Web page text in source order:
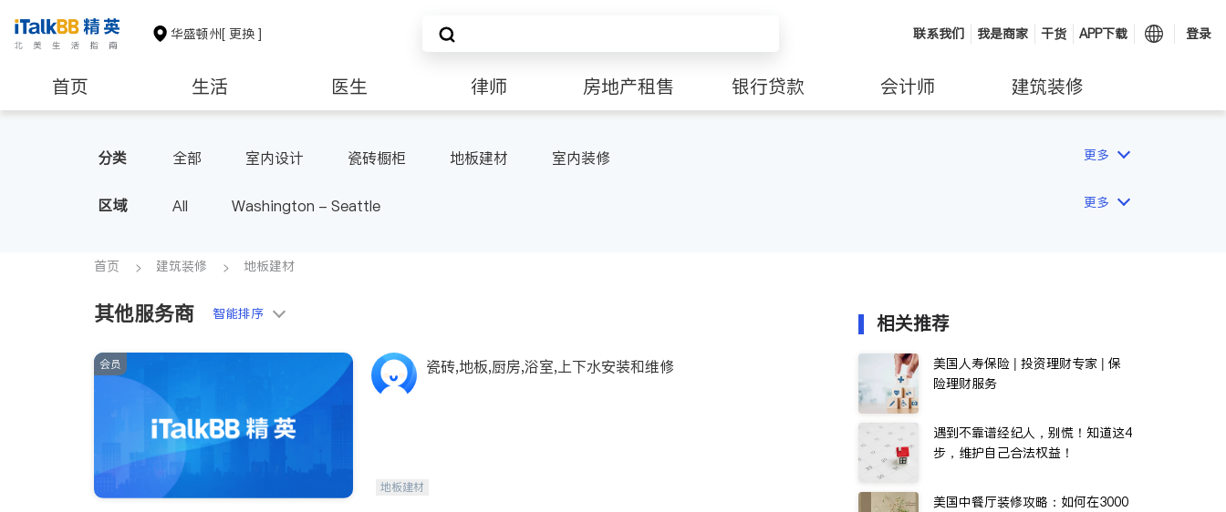
华盛顿州[ 更换 ] 联系我们 我是商家 干货 APP下载 登录
首页 生活 医生 律师 房地产租售 银行贷款 会计师 建筑装修
分类 全部 室内设计 瓷砖橱柜 地板建材 室内装修 更多
区域 All Washington - Seattle 更多
首页 建筑装修 地板建材
其他服务商 智能排序
会员 瓷砖,地板,厨房,浴室,上下水安装和维修
地板建材
相关推荐
美国人寿保险 | 投资理财专家 | 保
险理财服务
遇到不靠谱经纪人，别慌！知道这4
步，维护自己合法权益！
美国中餐厅装修攻略：如何在3000